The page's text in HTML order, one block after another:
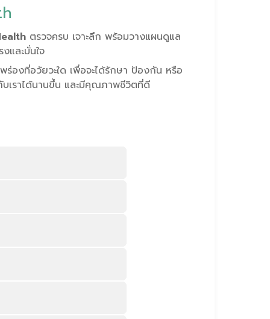
ตรวจครบ เจาะลึก พร้อมวางแผนดูแล
และมั่นใจ
องที่อวัยวะใด เพื่อจะได้รักษา ป้องกัน หรือ
เราได้นานขึ้น และมีคุณภาพชีวิตที่ดี